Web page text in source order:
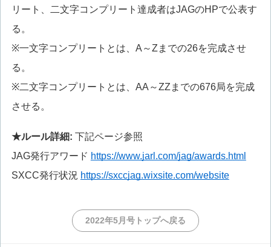
リート、二文字コンプリート達成者はJAGのHPで公表す
る。
※一文字コンプリートとは、A～Zまでの26を完成させ
る。
※二文字コンプリートとは、AA～ZZまでの676局を完成
させる。
★ルール詳細: 下記ページ参照
JAG発行アワード https://www.jarl.com/jag/awards.html
SXCC発行状況 https://sxccjag.wixsite.com/website
2022年5月号トップへ戻る